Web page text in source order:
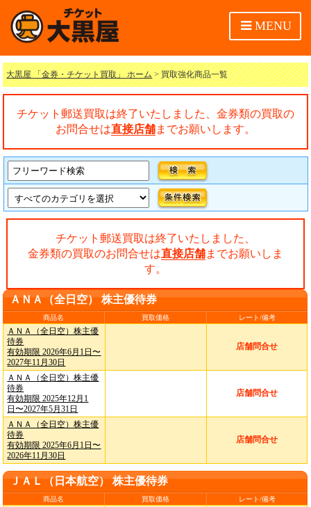
MENU
大黒屋 「金券・チケット買取」 ホーム> 買取強化商品一覧
チケット郵送買取は終了いたしました、金券類の買取の
お問合せは直接店舗までお願いします。
チケット郵送買取は終了いたしました、
金券類の買取のお問合せは直接店舗までお願いしま
す。
ＡＮＡ（全日空） 株主優待券
商品名 買取価格 レート/備考
ＡＮＡ（全日空）株主優
待券
有効期限 2026年6月1日〜
2027年11月30日
店舗問合せ
ＡＮＡ（全日空）株主優
待券
有効期限 2025年12月1
日〜2027年5月31日
店舗問合せ
ＡＮＡ（全日空）株主優
待券
有効期限 2025年6月1日〜
2026年11月30日
店舗問合せ
ＪＡＬ（日本航空） 株主優待券
商品名 買取価格 レート/備考